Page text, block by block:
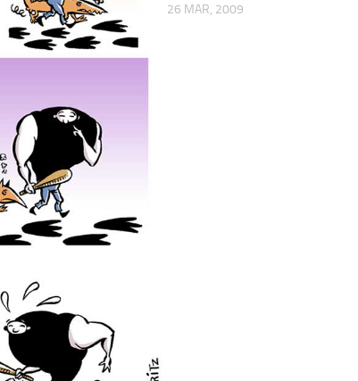
26 MAR, 2009